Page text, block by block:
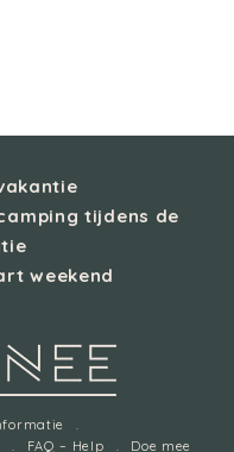
tijdens de
weekend
FAQ – Help Doe mee